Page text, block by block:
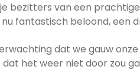
bezitters van een
fantastisch beloond, een
dat we gauw
het weer niet door zou